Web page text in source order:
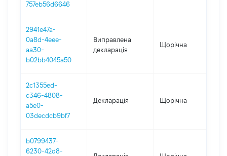
757eb56d6646
2941e47a-
0a8d-4eee-
aa30-
b02bb4045a50
Виправлена
декларація
Щорічна
2c1355ed-
c346-4808-
a5e0-
03decdcb9bf7
Декларація Щорічна
b0799437-
6230-42d8-